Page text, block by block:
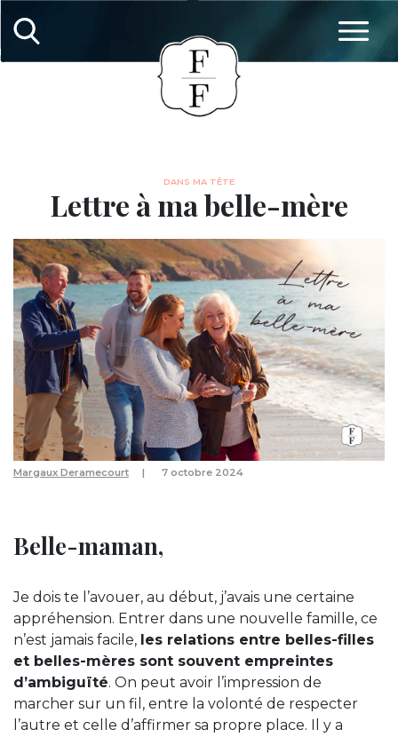
DANS MA TÊTE
Lettre à ma belle-mère
Margaux Deramecourt 7 octobre 2024
Belle-maman,
Je dois te l’avouer, au début, j’avais une certaine
appréhension. Entrer dans une nouvelle famille, ce
n’est jamais facile, les relations entre belles-filles
et belles-mères sont souvent empreintes
d’ambiguïté. On peut avoir l’impression de
marcher sur un fil, entre la volonté de respecter
l’autre et celle d’affirmer sa propre place. Il y a